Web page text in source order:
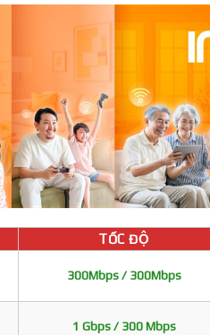
TỐC ĐỘ
300Mbps / 300Mbps
1 Gbps / 300 Mbps